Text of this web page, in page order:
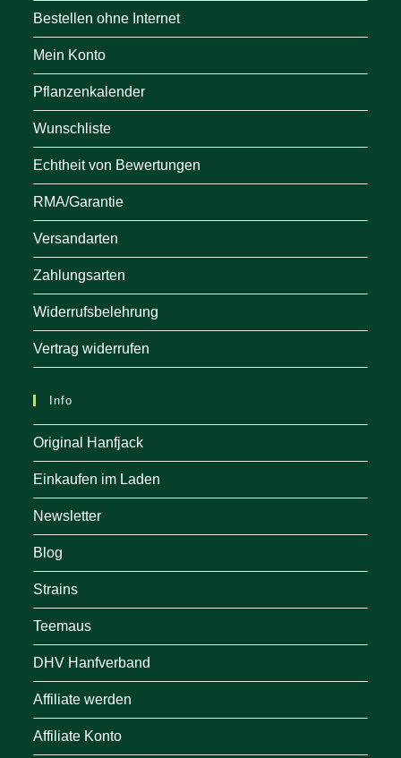
Bestellen ohne Internet
Mein Konto
Pflanzenkalender
Wunschliste
Echtheit von Bewertungen
RMA/Garantie
Versandarten
Zahlungsarten
Widerrufsbelehrung
Vertrag widerrufen
Info
Original Hanfjack
Einkaufen im Laden
Newsletter
Blog
Strains
Teemaus
DHV Hanfverband
Affiliate werden
Affiliate Konto